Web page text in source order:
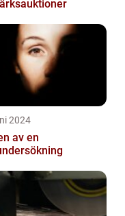
2024
av en